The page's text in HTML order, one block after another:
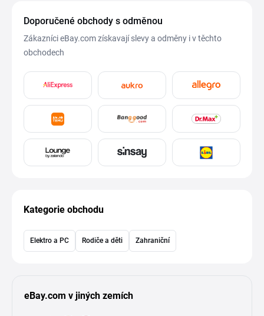
Doporučené obchody s odměnou
Zákazníci eBay.com získavají slevy a odměny i v těchto
obchodech
Kategorie obchodu
Elektro a PC Rodiče a děti Zahraniční
eBay.com v jiných zemích